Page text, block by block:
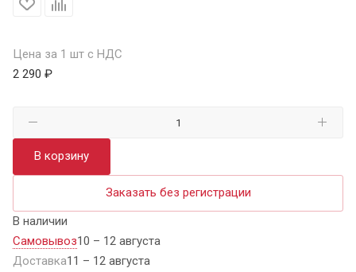
Цена за 1 шт с НДС
2 290 ₽
В корзину
Заказать без регистрации
В наличии
Самовывоз10 – 12 августа
Доставка11 – 12 августа